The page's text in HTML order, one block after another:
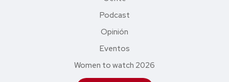
Podcast
Opinión
Eventos
Women to watch 2026